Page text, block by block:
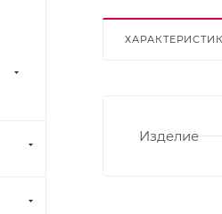
Изделие